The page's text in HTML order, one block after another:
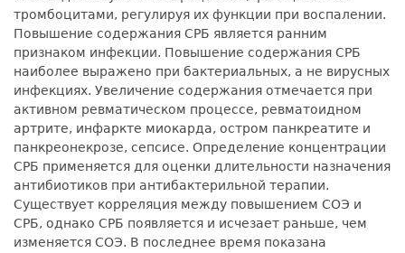
тромбоцитами, регулируя их функции при воспалении.
Повышение содержания СРБ является ранним
признаком инфекции. Повышение содержания СРБ
наиболее выражено при бактериальных, а не вирусных
инфекциях. Увеличение содержания отмечается при
активном ревматическом процессе, ревматоидном
артрите, инфаркте миокарда, остром панкреатите и
панкреонекрозе, сепсисе. Определение концентрации
СРБ применяется для оценки длительности назначения
антибиотиков при антибактерильной терапии.
Существует корреляция между повышением СОЭ и
СРБ, однако СРБ появляется и исчезает раньше, чем
изменяется СОЭ. В последнее время показана